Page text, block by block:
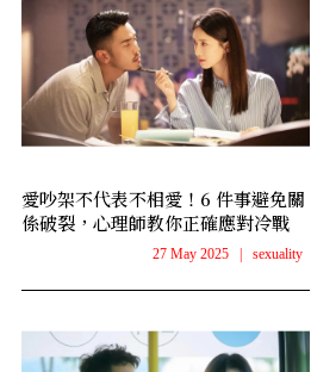
愛吵架不代表不相愛！6 件事避免關
係破裂，心理師教你正確應對冷戰
27 May 2025 sexuality